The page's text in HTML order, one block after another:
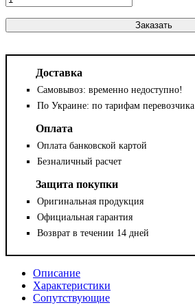
Заказать
Доставка
Самовывоз: временно недоступно!
По Украине: по тарифам перевозчика
Оплата
Оплата банковской картой
Безналичный расчет
Защита покупки
Оригинальная продукция
Официальная гарантия
Возврат в течении 14 дней
Описание
Характеристики
Сопутствующие